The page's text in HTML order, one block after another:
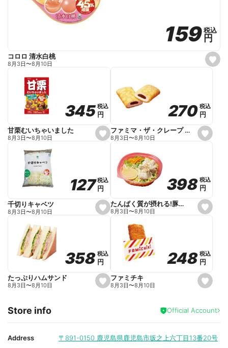
s
e
159
159税込
税込
円
円
コロロ 清水白桃
8月3日〜8月10日
s
e
o
r
i
e
345
345税込
税込
円
円
甘栗むいちゃいました
8月3日〜8月10日
s
e
o
r
i
e
270
270 税込
税込
円
円
ファミマ・ザ・クレープ 生チョコ
8月3日〜8月10日
s
e
o
r
i
e
127
127税込
税込
円
円
千切りキャベツ
8月3日〜8月10日
s
e
o
r
i
e
398
398 税込
税込
円
円
たんぱく質が摂れる!豚しゃぶのパスタサラダ
8月3日〜8月10日
s
e
i
t
358
358税込
税込
円
円
たっぷりハムサンド
8月3日〜8月10日
s
e
a
i
t
248
248 税込
税込
円
円
ファミチキ
8月3日〜8月10日
Store info Official Account
Address 〒891-0150 鹿児島県鹿児島市坂之上六丁目13番20号